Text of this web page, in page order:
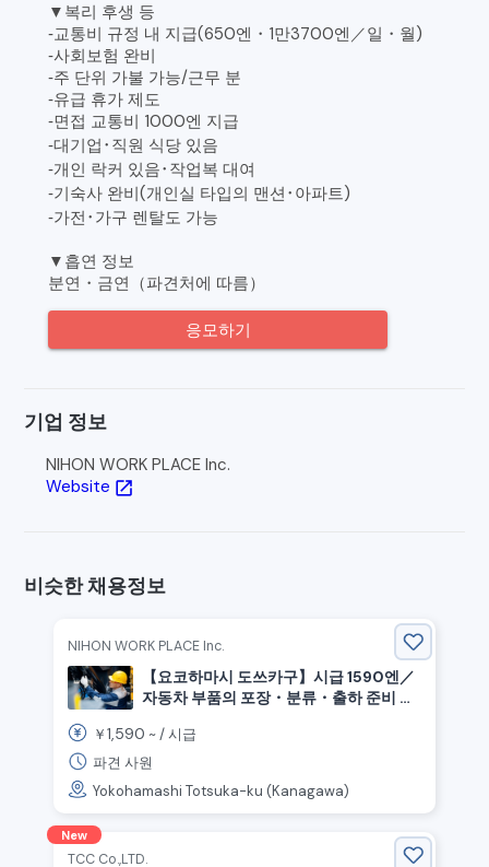
▼복리 후생 등
‐교통비 규정 내 지급(650엔・1만3700엔／일・월)
‐사회보험 완비
‐주 단위 가불 가능/근무 분
‐유급 휴가 제도
‐면접 교통비 1000엔 지급
‐대기업･직원 식당 있음
‐개인 락커 있음･작업복 대여
‐기숙사 완비(개인실 타입의 맨션･아파트)
‐가전･가구 렌탈도 가능
▼흡연 정보
분연・금연（파견처에 따름）
응모하기
기업 정보
NIHON WORK PLACE Inc.
Website open_in_new
비슷한 채용정보
NIHON WORK PLACE Inc.
【요코하마시 도쓰카구】시급 1590엔／
자동차 부품의 포장・분류・출하 준비 작
￥1,590 ~ /시급
파견 사원
Yokohamashi Totsuka-ku (Kanagawa)
New
TCC Co.,LTD.